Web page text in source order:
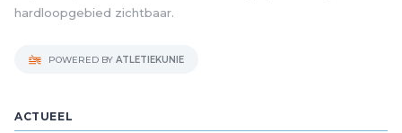
hardloopgebied zichtbaar.
POWERED BY ATLETIEKUNIE
ACTUEEL